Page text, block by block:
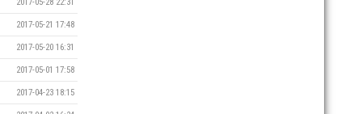
2017-05-28 22:31
2017-05-21 17:48
2017-05-20 16:31
2017-05-01 17:58
2017-04-23 18:15